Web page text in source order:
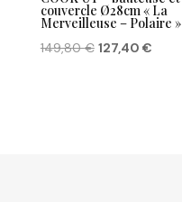
couvercle Ø28cm « La
Merveilleuse – Polaire »
149,80€ Le
127,40 €Le